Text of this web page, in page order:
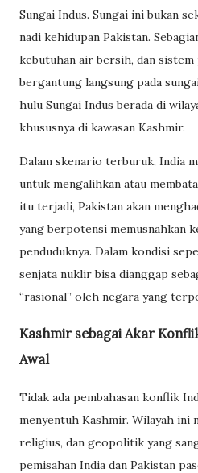
Sungai Indus. Sungai ini bukan
nadi kehidupan Pakistan.
kebutuhan air bersih, dan sistem
bergantung langsung pada
hulu Sungai Indus berada di
khususnya di kawasan Kashmir.
Dalam skenario terburuk, India
untuk mengalihkan atau
itu terjadi, Pakistan akan
yang berpotensi memusnahkan
penduduknya. Dalam kondisi
senjata nuklir bisa dianggap
“rasional” oleh negara yang
Kashmir sebagai Akar
Awal
Tidak ada pembahasan konflik
menyentuh Kashmir. Wilayah ini
religius, dan geopolitik yang
pemisahan India dan Pakistan